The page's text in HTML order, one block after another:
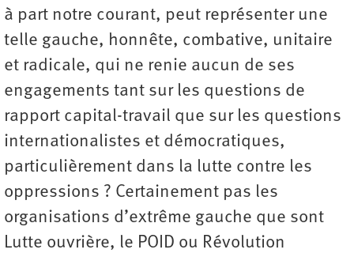
à part notre courant, peut représenter une
telle gauche, honnête, combative, unitaire
et radicale, qui ne renie aucun de ses
engagements tant sur les questions de
rapport capital-travail que sur les questions
internationalistes et démocratiques,
particulièrement dans la lutte contre les
oppressions ? Certainement pas les
organisations d’extrême gauche que sont
Lutte ouvrière, le POID ou Révolution